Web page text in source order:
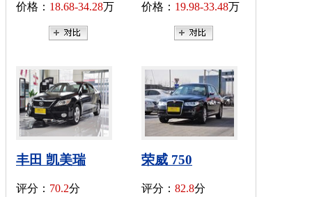
价格： 18.68-34.28万
价格： 19.98-33.48万
丰田 凯美瑞
评分： 70.2分
荣威 750
评分： 82.8分